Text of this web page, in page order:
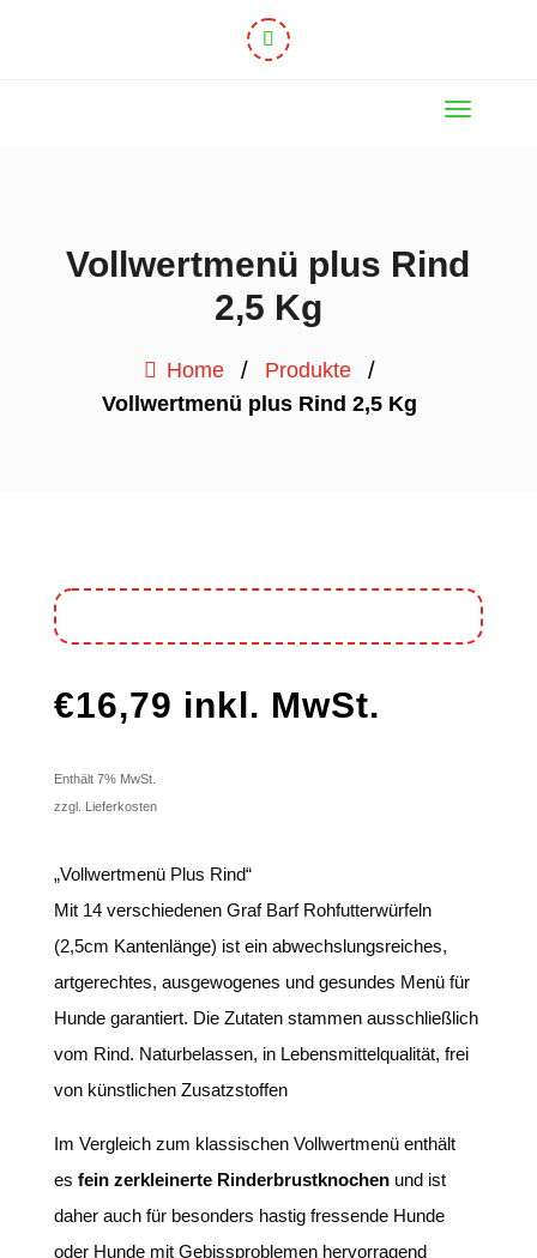
Vollwertmenü plus Rind
2,5 Kg
Home / Produkte /
Vollwertmenü plus Rind 2,5 Kg
€16,79 inkl. MwSt.
Enthält 7% MwSt.
zzgl. Lieferkosten
„Vollwertmenü Plus Rind“
Mit 14 verschiedenen Graf Barf Rohfutterwürfeln
(2,5cm Kantenlänge) ist ein abwechslungsreiches,
artgerechtes, ausgewogenes und gesundes Menü für
Hunde garantiert. Die Zutaten stammen ausschließlich
vom Rind. Naturbelassen, in Lebensmittelqualität, frei
von künstlichen Zusatzstoffen
Im Vergleich zum klassischen Vollwertmenü enthält
es fein zerkleinerte Rinderbrustknochenund ist
daher auch für besonders hastig fressende Hunde
oder Hunde mit Gebissproblemen hervorragend